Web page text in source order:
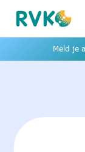
Meld je